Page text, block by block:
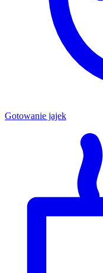
Gotowanie jajek